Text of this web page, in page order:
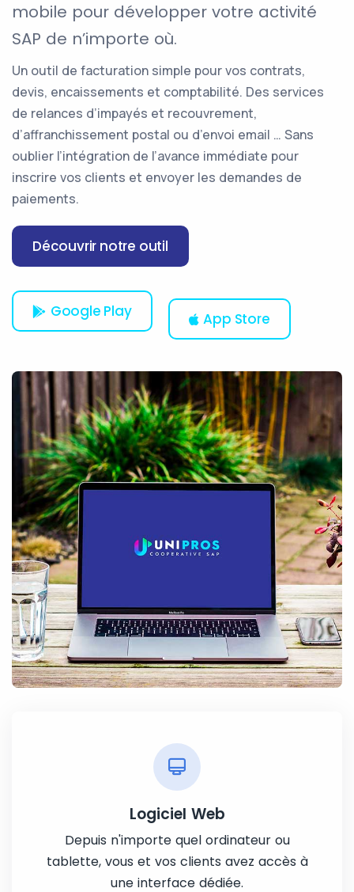
Logiciel Web
Depuis n'importe quel ordinateur ou
tablette, vous et vos clients avez accès à
une interface dédiée.
mobile pour développer votre activité
SAP de n’importe où.
Un outil de facturation simple pour vos contrats,
devis, encaissements et comptabilité. Des services
de relances d’impayés et recouvrement,
d’affranchissement postal ou d’envoi email … Sans
oublier l’intégration de l’avance immédiate pour
inscrire vos clients et envoyer les demandes de
paiements.
Découvrir notre outil
Google Play App Store